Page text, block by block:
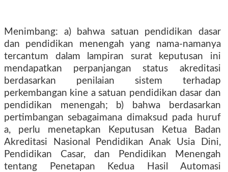
Menimbang: a) bahwa satuan pendidikan dasar
dan pendidikan menengah yang nama-namanya
tercantum dalam lampiran surat keputusan ini
mendapatkan perpanjangan status akreditasi
berdasarkan penilaian sistem terhadap
perkembangan kine a satuan pendidikan dasar dan
pendidikan menengah; b) bahwa berdasarkan
pertimbangan sebagaimana dimaksud pada huruf
a, perlu menetapkan Keputusan Ketua Badan
Akreditasi Nasional Pendidikan Anak Usia Dini,
Pendidikan Casar, dan Pendidikan Menengah
tentang Penetapan Kedua Hasil Automasi